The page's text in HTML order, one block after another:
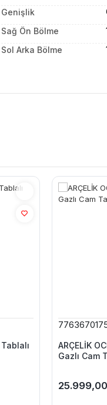
Genişlik
Sağ Ön Bölme
Sol Arka Bölme
ARÇELİK
Gazlı Cam